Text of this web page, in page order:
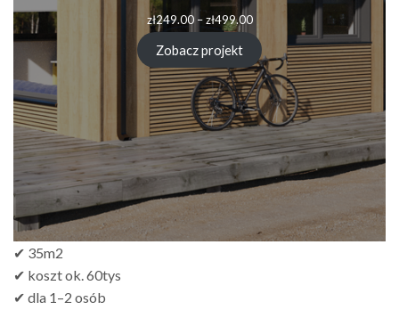
zł249.00 – zł499.00Zakres
od
zł249.00
do
zł499.00
Zobacz projekt
✔ 35m2
✔ koszt ok. 60tys
✔ dla 1–2 osób